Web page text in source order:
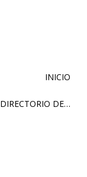
INICIO
DIRECTORIO DE…